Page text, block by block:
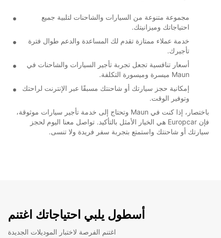
مجموعة متنوعة من السيارات والشاحنات لتلبية جميع
احتياجاتك وميزانيتك.
خدمة عملاء ممتازة تقدم لك المساعدة والدعم طوال فترة
تأجيرك.
أسعار تنافسية تجعل تجربة تأجير السيارات والشاحنات في
Maun ميسرة وميسورة التكلفة.
إمكانية حجز سيارتك أو شاحنتك مسبقًا عبر الإنترنت لراحتك
وتوفير الوقت.
باختصار، إذا كنت في Maun وتحتاج إلى خدمة تأجير سيارات موثوقة،
فإن Europcar هي الخيار الأمثل بالتأكيد. تواصل معنا اليوم لحجز
سيارتك أو شاحنتك واستمتع بتجربة سفر فريدة ولا تنسى.
أسطول يلبي احتياجاتك اغتنم
اغتنم الفرصة لاختبار الموديلات الجديدة